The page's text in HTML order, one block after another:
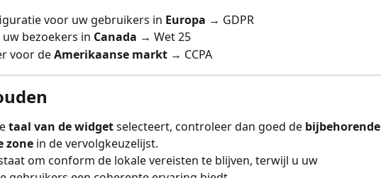
voor uw gebruikers in Europa → GDPR
uw bezoekers in Canada → Wet 25
voor de Amerikaanse markt → CCPA
taal van de widget selecteert, controleer dan goed de bijbehorende
zone in de vervolgkeuzelijst.
om conform de lokale vereisten te blijven, terwijl u uw